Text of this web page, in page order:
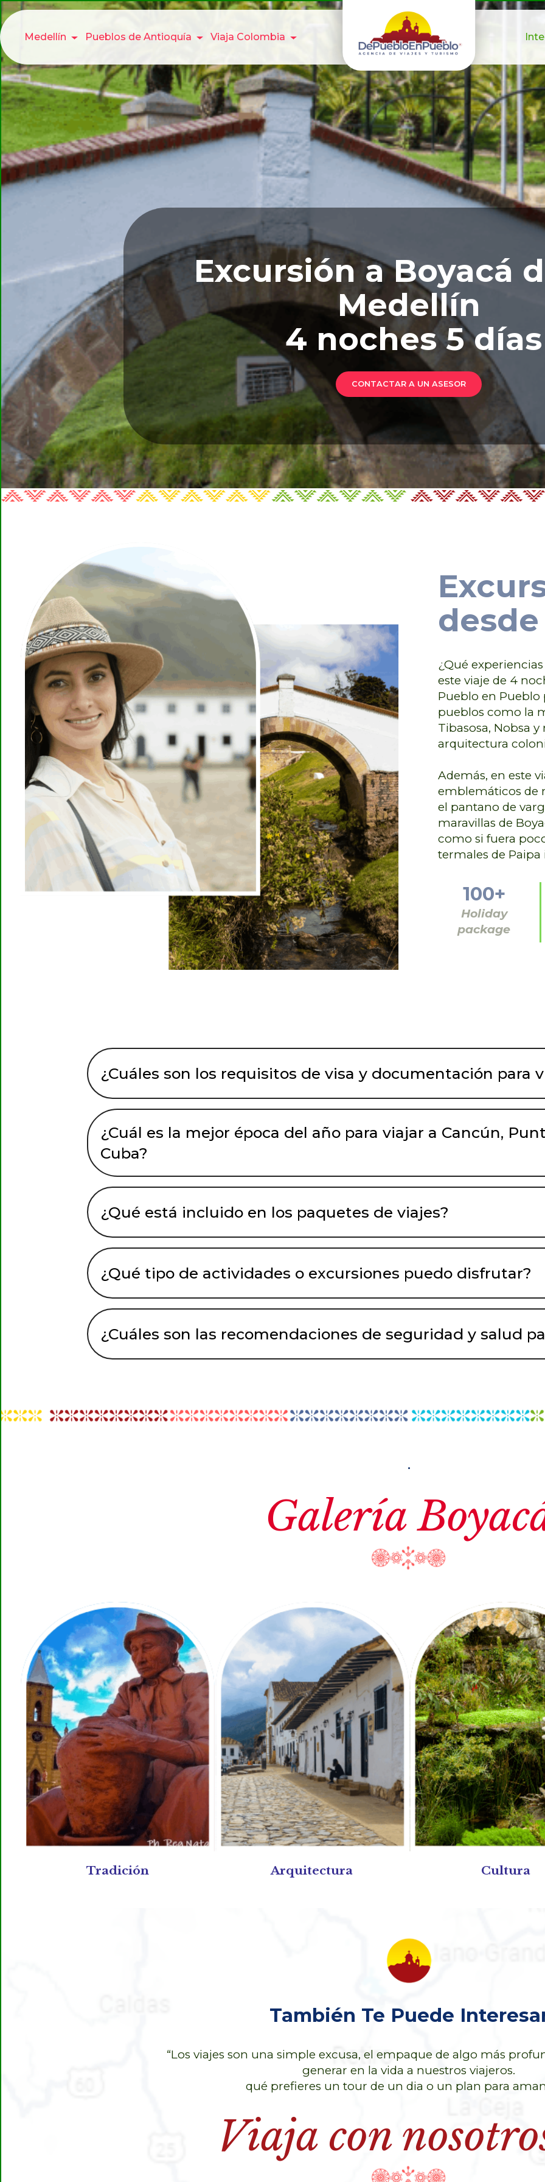
Medellín Pueblos de Antioquía Viaja Colombia
Excursión a Boyacá
Medellín
4 noches 5 días
CONTACTAR A UN ASESOR
¿Qué
este viaje de 4
Pueblo en
pueblos como la
Tibasosa, Nobsa
arquitectura
Además, en este
emblemáticos de
el pantano de
maravillas de
como si fuera
termales de Paipa
100+
Holiday
package
¿Cuáles son los requisitos de visa y documentación para
¿Cuál es la mejor época del año para viajar a Cancún,
Cuba?
¿Qué está incluido en los paquetes de viajes?
¿Qué tipo de actividades o excursiones puedo disfrutar?
¿Cuáles son las recomendaciones de seguridad y salud
.
Galería
Tradición Arquitectura Cultura
También Te Puede
“Los viajes son una simple excusa, el empaque de algo más
generar en la vida a nuestros viajeros.
qué prefieres un tour de un dia o un plan para
Viaja con